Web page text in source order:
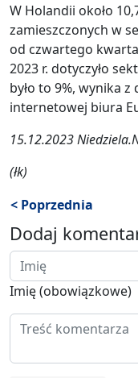
W Holandii około
zamieszczonych w
od czwartego
2023 r. dotyczyło
było to 9%, wynika
internetowej biura
15.12.2023
(łk)
< Poprzednia
Dodaj
Imię (obowiązkowe)